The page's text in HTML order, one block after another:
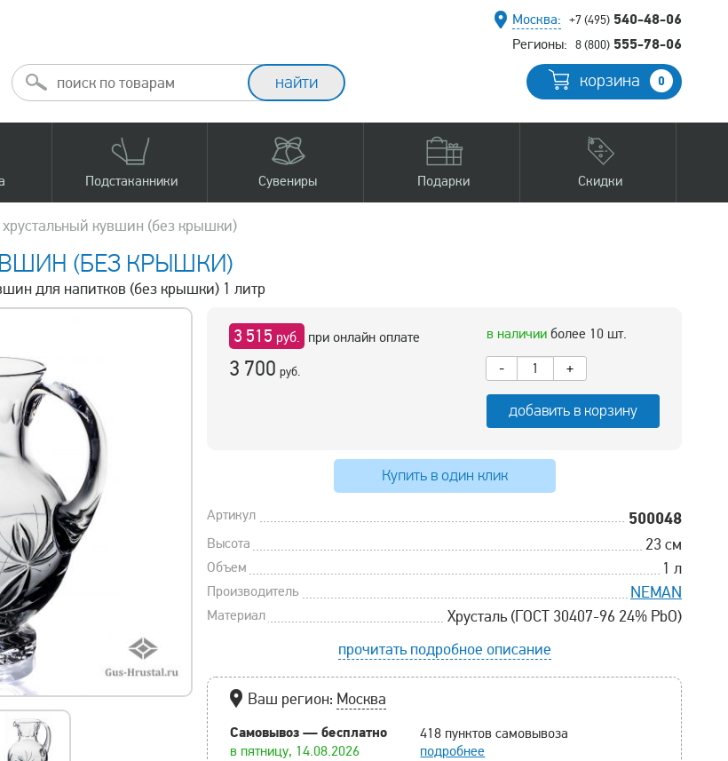
Москва: +7 (495) 540-48-06
Регионы: 8 (800) 555-78-06
корзина 0
Подстаканники Сувениры Подарки Скидки
хрустальный кувшин (без крышки)
(БЕЗ КРЫШКИ)
для напитков (без крышки) 1 литр
3 515 руб. при онлайн оплате
3 700 руб.
в наличииболее 10 шт.
-
+
добавить в корзину
Купить в один клик
Артикул 500048
Высота 23 см
Объем 1 л
Производитель NEMAN
Материал
Хрусталь (ГОСТ 30407-96 24% PbO)
прочитать подробное описание
Ваш регион: Москва
Самовывоз — бесплатно
в пятницу, 14.08.2026
418 пунктов самовывоза
подробнее